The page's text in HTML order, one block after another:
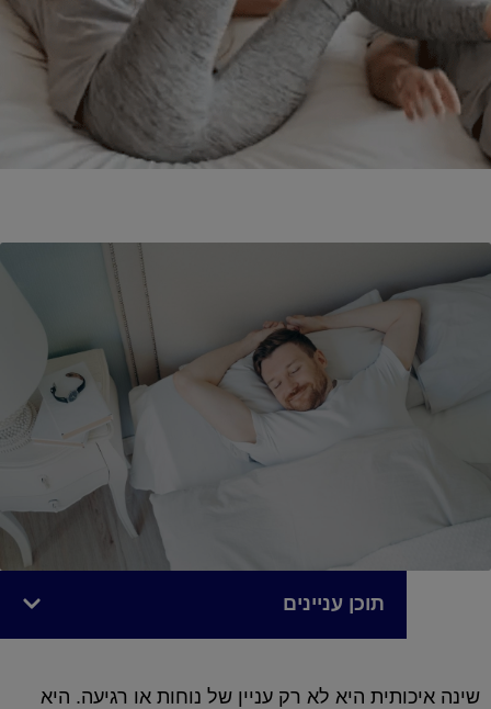
תוכן עניינים
שינה איכותית היא לא רק עניין של נוחות או רגיעה. היא